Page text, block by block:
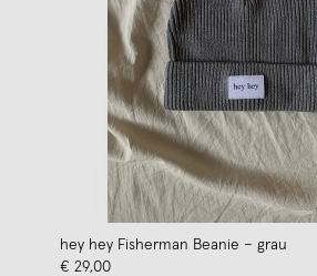
hey hey Fisherman Beanie – grau
€ 29,00